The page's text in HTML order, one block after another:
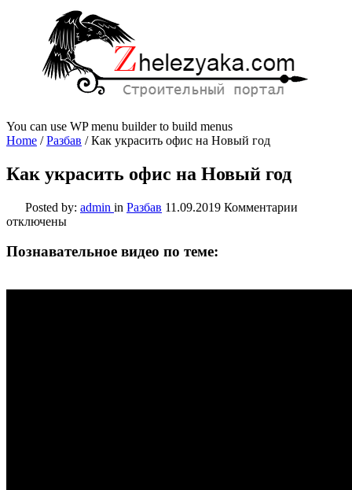
You can use WP menu builder to build menus
Home /Разбав /Как украсить офис на Новый год
Как украсить офис на Новый год
Posted by: admin in Разбав 11.09.2019 Комментарии
Новый
отключены
Познавательное видео по теме: